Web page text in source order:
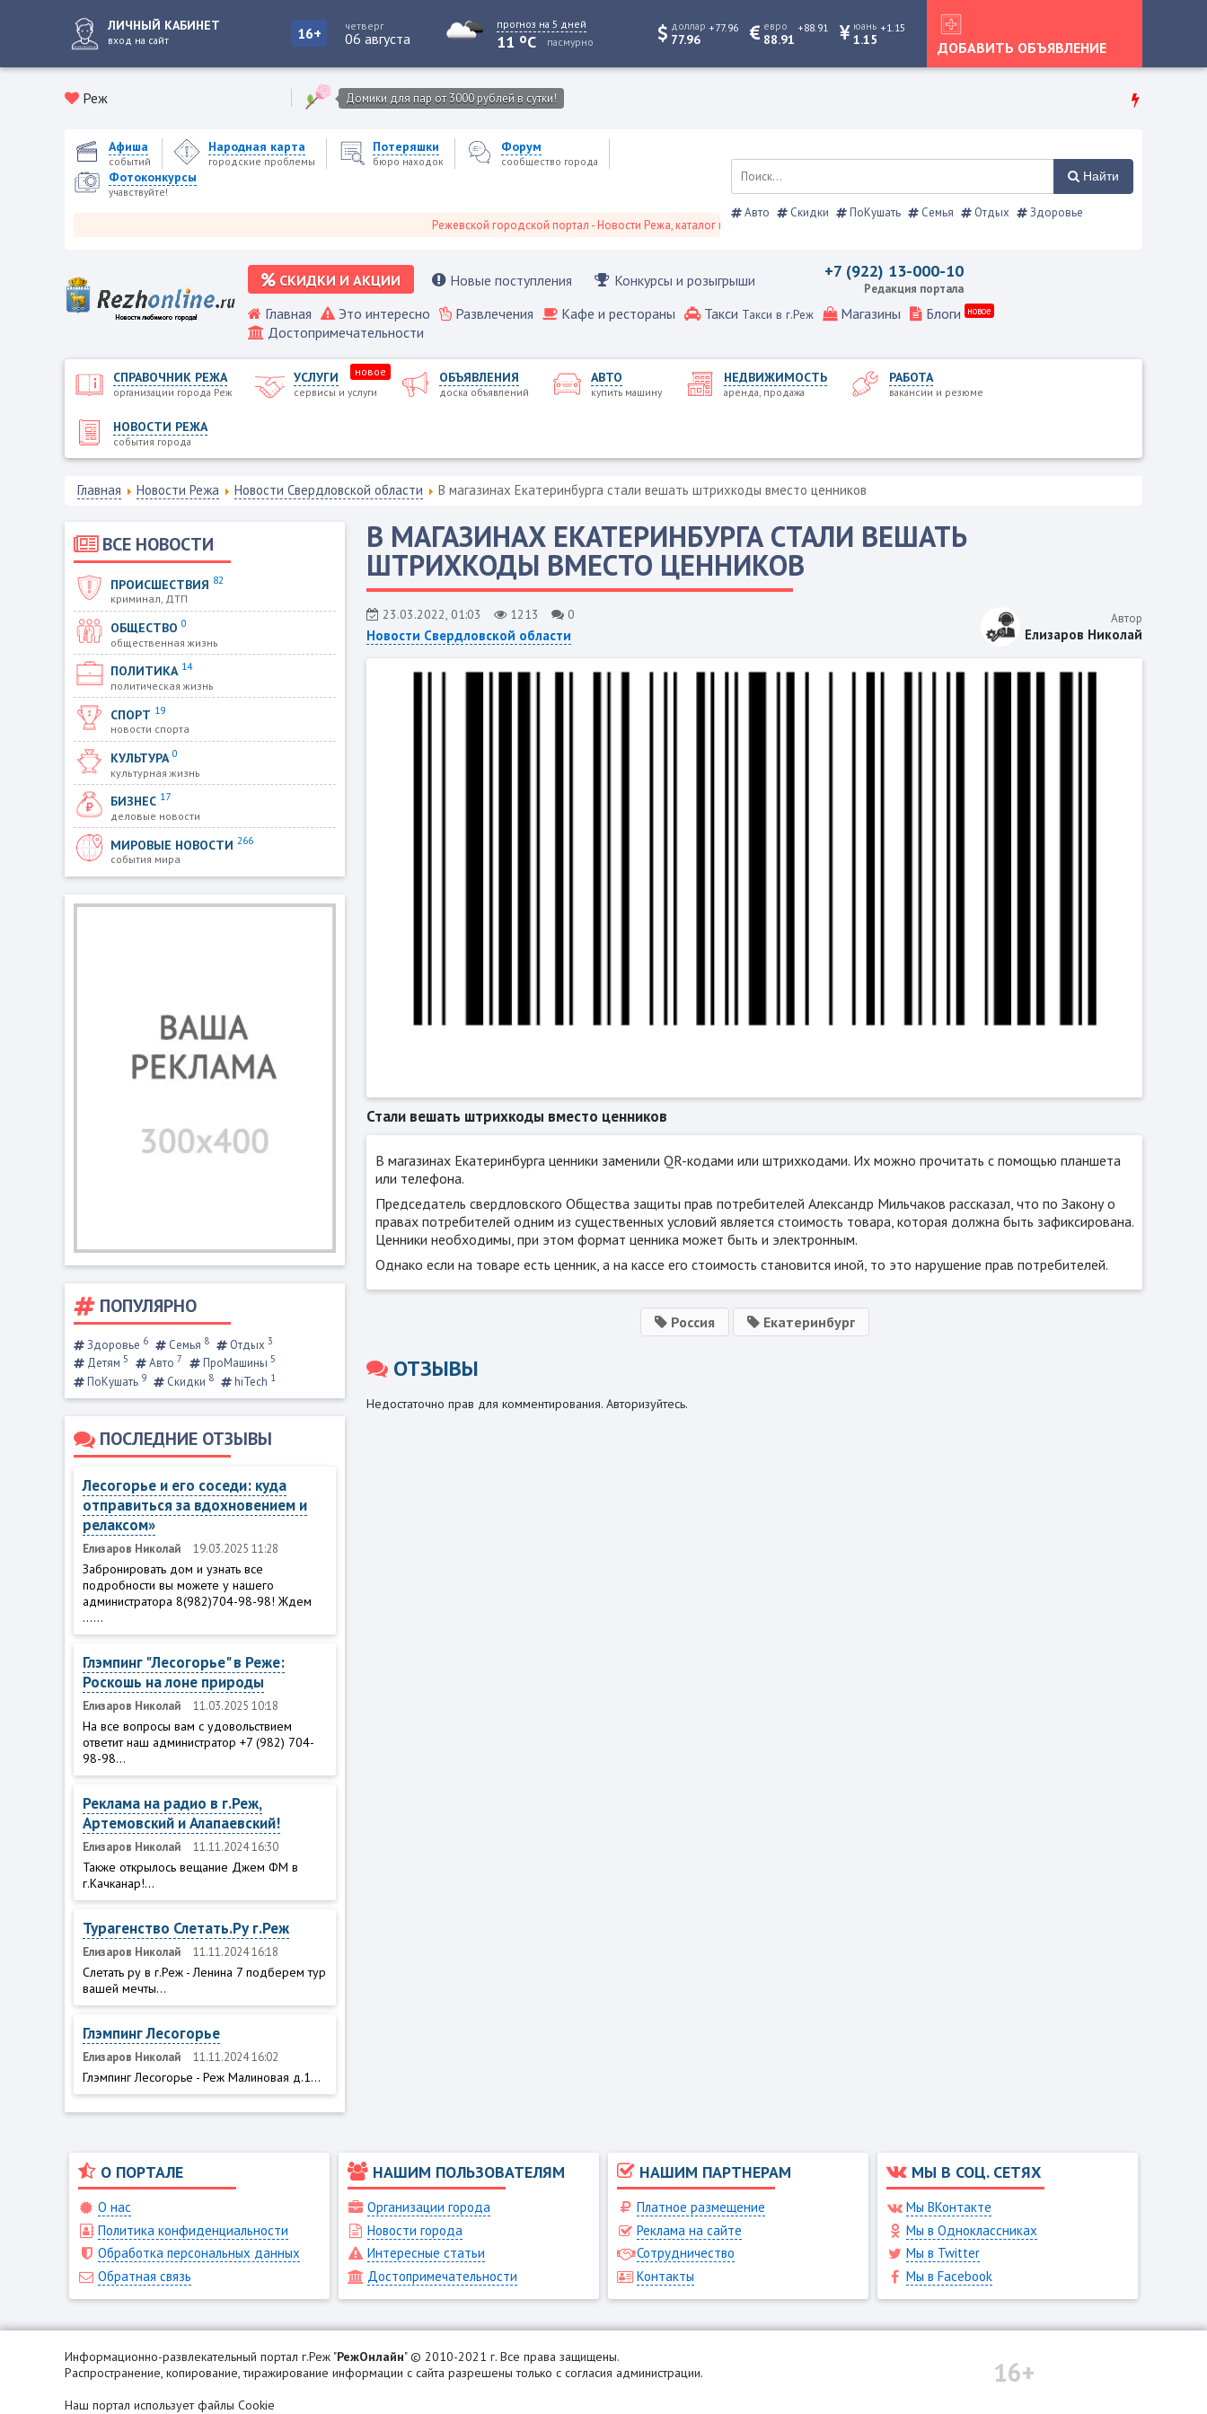
ЛИЧНЫЙ КАБИНЕТ
вход на сайт 16+ четверг
06 августа
прогноз на 5 дней
11 oC пасмурно
доллар
77.96
+77.96 евро
88.91
+88.91 юань
1.15
+1.15
ДОБАВИТЬ ОБЪЯВЛЕНИЕ
Реж Домики для пар от 3000 рублей в сутки!
Афиша
событий
Народная карта
городские проблемы
Потеряшки
бюро находок
Форум
сообщество города
Фотоконкурсы
учавствуйте!
Режевской городской портал - Новости Режа, каталог предприятий, объявления, Режевской справочник
Найти
Авто Скидки ПоКушать Семья Отдых Здоровье
СКИДКИ И АКЦИИ Новые поступления Конкурсы и розыгрыши +7 (922) 13-000-10
Редакция портала
Главная Это интересно Развлечения Кафе и рестораны Такси Такси в г.Реж Магазины Блоги новое
Достопримечательности
СПРАВОЧНИК РЕЖА
организации города Реж
УСЛУГИ
сервисы и услуги
новое ОБЪЯВЛЕНИЯ
доска объявлений
АВТО
купить машину
НЕДВИЖИМОСТЬ
аренда, продажа
РАБОТА
вакансии и резюме
НОВОСТИ РЕЖА
события города
Главная Новости Режа Новости Свердловской области В магазинах Екатеринбурга стали вешать штрихкоды вместо ценников
ВСЕ НОВОСТИ
ПРОИСШЕСТВИЯ 82
криминал, ДТП
ОБЩЕСТВО 0
общественная жизнь
ПОЛИТИКА 14
политическая жизнь
СПОРТ 19
новости спорта
КУЛЬТУРА 0
культурная жизнь
БИЗНЕС 17
деловые новости
МИРОВЫЕ НОВОСТИ 266
события мира
ПОПУЛЯРНО
Здоровье 6 Семья 8 Отдых 3
Детям 5 Авто 7 ПроМашины 5
ПоКушать 9 Скидки 8 hiTech 1
ПОСЛЕДНИЕ ОТЗЫВЫ
Лесогорье и его соседи: куда
отправиться за вдохновением и
релаксом»
Елизаров Николай 19.03.2025 11:28
Забронировать дом и узнать все
подробности вы можете у нашего
администратора 8(982)704-98-98! Ждем
......
Глэмпинг "Лесогорье" в Реже:
Роскошь на лоне природы
Елизаров Николай 11.03.2025 10:18
На все вопросы вам с удовольствием
ответит наш администратор +7 (982) 704-
98-98...
Реклама на радио в г.Реж,
Артемовский и Алапаевский!
Елизаров Николай 11.11.2024 16:30
Также открылось вещание Джем ФМ в
г.Качканар!...
Турагенство Слетать.Ру г.Реж
Елизаров Николай 11.11.2024 16:18
Слетать ру в г.Реж - Ленина 7 подберем тур
вашей мечты...
Глэмпинг Лесогорье
Елизаров Николай 11.11.2024 16:02
Глэмпинг Лесогорье - Реж Малиновая д.1...
В МАГАЗИНАХ ЕКАТЕРИНБУРГА СТАЛИ ВЕШАТЬ
ШТРИХКОДЫ ВМЕСТО ЦЕННИКОВ
23.03.2022, 01:03 1213 0
Новости Свердловской области
Автор
Елизаров Николай
Стали вешать штрихкоды вместо ценников
В магазинах Екатеринбурга ценники заменили QR-кодами или штрихкодами. Их можно прочитать с помощью планшета
или телефона.
Председатель свердловского Общества защиты прав потребителей Александр Мильчаков рассказал, что по Закону о
правах потребителей одним из существенных условий является стоимость товара, которая должна быть зафиксирована.
Ценники необходимы, при этом формат ценника может быть и электронным.
Однако если на товаре есть ценник, а на кассе его стоимость становится иной, то это нарушение прав потребителей.
Россия Екатеринбург
ОТЗЫВЫ
Недостаточно прав для комментирования. Авторизуйтесь.
О ПОРТАЛЕ
О нас
Политика конфиденциальности
Обработка персональных данных
Обратная связь
НАШИМ ПОЛЬЗОВАТЕЛЯМ
Организации города
Новости города
Интересные статьи
Достопримечательности
НАШИМ ПАРТНЕРАМ
Платное размещение
Реклама на сайте
Сотрудничество
Контакты
МЫ В СОЦ. СЕТЯХ
Мы ВКонтакте
Мы в Одноклассниках
Мы в Twitter
Мы в Facebook
Информационно-развлекательный портал г.Реж "РежОнлайн" © 2010-2021 г. Все права защищены.
Распространение, копирование, тиражирование информации с сайта разрешены только с согласия администрации.
16+
Наш портал использует файлы Cookie